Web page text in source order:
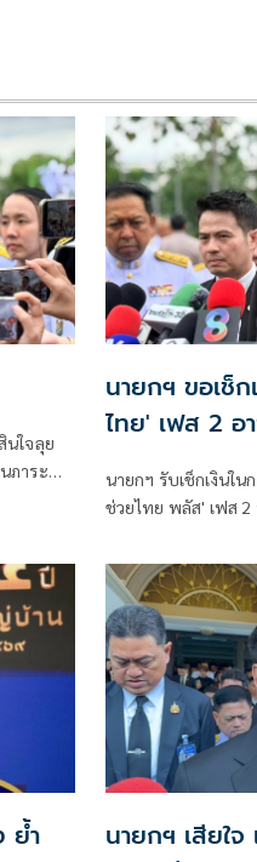
นใจลุย
นายกฯ ขอเช็
ไทย' เฟส 2 อ
นายกฯ รับเช็กเงินใ
ช่วยไทย พลัส' เฟส
ยันสถานะคลังยังแข็ง
ย้ำ
นายกฯ เสียใจ